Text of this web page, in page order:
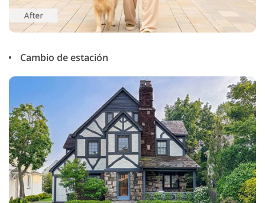
Cambio de estación